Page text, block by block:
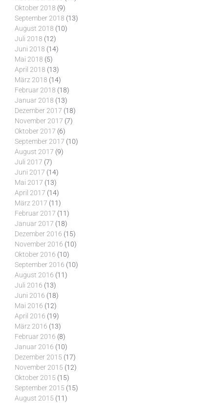
Oktober 2018 (9)
September 2018 (13)
August 2018 (10)
Juli 2018 (12)
Juni 2018 (14)
Mai 2018 (5)
April 2018 (13)
März 2018 (14)
Februar 2018 (18)
Januar 2018 (13)
Dezember 2017 (18)
November 2017 (7)
Oktober 2017 (6)
September 2017 (10)
August 2017 (9)
Juli 2017 (7)
Juni 2017 (14)
Mai 2017 (13)
April 2017 (14)
März 2017 (11)
Februar 2017 (11)
Januar 2017 (18)
Dezember 2016 (15)
November 2016 (10)
Oktober 2016 (10)
September 2016 (10)
August 2016 (11)
Juli 2016 (13)
Juni 2016 (18)
Mai 2016 (12)
April 2016 (19)
März 2016 (13)
Februar 2016 (8)
Januar 2016 (10)
Dezember 2015 (17)
November 2015 (12)
Oktober 2015 (15)
September 2015 (15)
August 2015 (11)